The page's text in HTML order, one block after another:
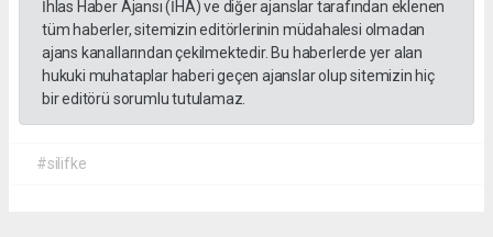
İhlas Haber Ajansı (İHA) ve diğer ajanslar tarafından eklenen
tüm haberler, sitemizin editörlerinin müdahalesi olmadan
ajans kanallarından çekilmektedir. Bu haberlerde yer alan
hukuki muhataplar haberi geçen ajanslar olup sitemizin hiç
bir editörü sorumlu tutulamaz.
#silifke